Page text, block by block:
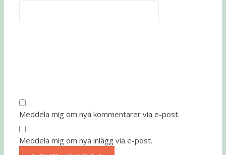
Meddela mig om nya kommentarer via e-post.
Meddela mig om nya inlägg via e-post.